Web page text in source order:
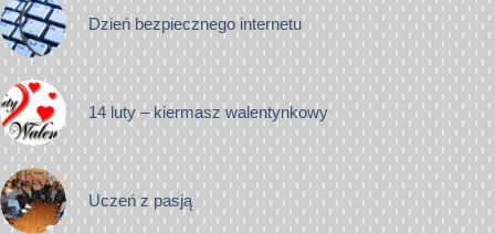
Dzień bezpiecznego internetu
14 luty – kiermasz walentynkowy
Uczeń z pasją